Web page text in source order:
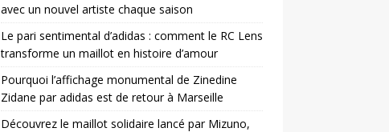
avec un nouvel artiste chaque saison
Le pari sentimental d’adidas : comment le RC Lens
transforme un maillot en histoire d’amour
Pourquoi l’affichage monumental de Zinedine
Zidane par adidas est de retour à Marseille
Découvrez le maillot solidaire lancé par Mizuno,